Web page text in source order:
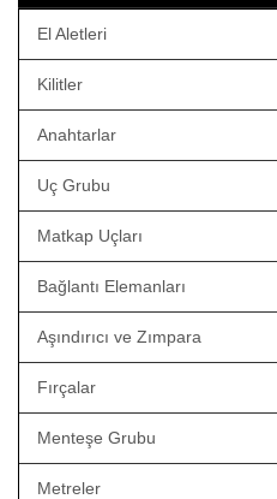
El Aletleri
Kilitler
Anahtarlar
Uç Grubu
Matkap Uçları
Bağlantı Elemanları
Aşındırıcı ve Zımpara
Fırçalar
Menteşe Grubu
Metreler